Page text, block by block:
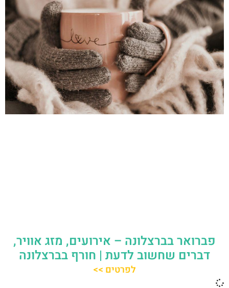
פברואר בברצלונה – אירועים, מזג אוויר,
דברים שחשוב לדעת | חורף בברצלונה
לפרטים >>